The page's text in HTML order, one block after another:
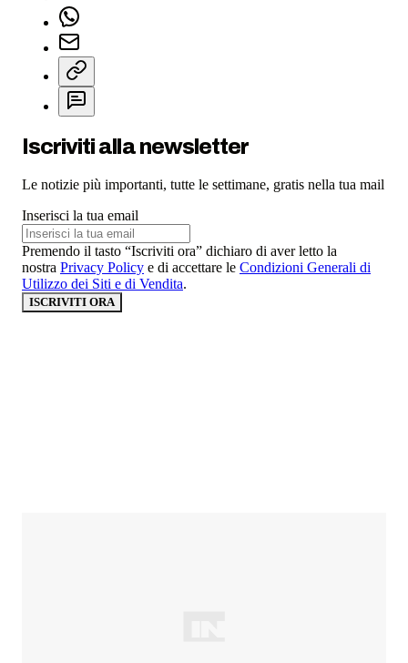
Iscriviti alla newsletter
Le notizie più importanti, tutte le settimane, gratis nella tua mail
Inserisci la tua email
Premendo il tasto “Iscriviti ora” dichiaro di aver letto la
nostra Privacy Policy e di accettare le Condizioni Generali di
Utilizzo dei Siti e di Vendita.
ISCRIVITI ORA